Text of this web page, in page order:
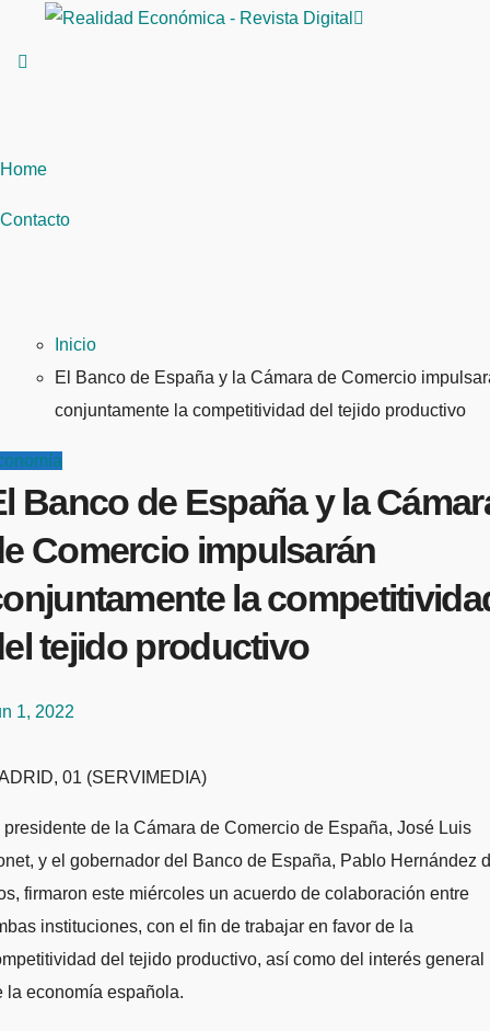
Home
Contacto
Inicio
El Banco de España y la Cámara de Comercio
conjuntamente la competitividad del tejido productivo
Banco de España y la
Comercio impulsarán
la
tejido productivo
1, 2022
01 (SERVIMEDIA)
presidente de la Cámara de Comercio de España, José Luis
y el gobernador del Banco de España, Pablo Hernández
firmaron este miércoles un acuerdo de colaboración entre
instituciones, con el fin de trabajar en favor de la
del tejido productivo, así como del interés general
la economía española.